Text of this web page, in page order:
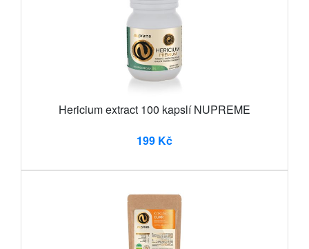
Hericium extract 100 kapslí NUPREME
199 Kč